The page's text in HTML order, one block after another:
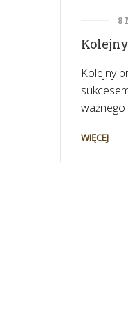
8
Kolejny
WIĘCEJ